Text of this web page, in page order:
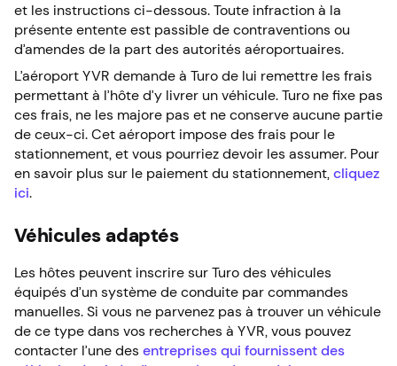
et les instructions ci-dessous. Toute infraction à la
présente entente est passible de contraventions ou
d’amendes de la part des autorités aéroportuaires.
L’aéroport YVR demande à Turo de lui remettre les frais
permettant à l’hôte d’y livrer un véhicule. Turo ne fixe pas
ces frais, ne les majore pas et ne conserve aucune partie
de ceux-ci. Cet aéroport impose des frais pour le
stationnement, et vous pourriez devoir les assumer. Pour
en savoir plus sur le paiement du stationnement, cliquez
ici.
Véhicules adaptés
Les hôtes peuvent inscrire sur Turo des véhicules
équipés d’un système de conduite par commandes
manuelles. Si vous ne parvenez pas à trouver un véhicule
de ce type dans vos recherches à YVR, vous pouvez
contacter l’une des entreprises qui fournissent des